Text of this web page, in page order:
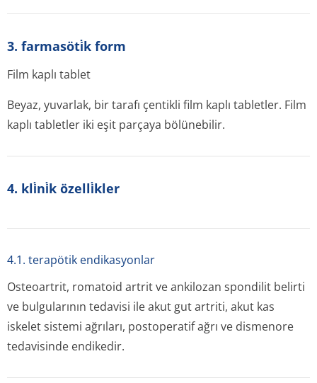
3. farmasöti̇k form
Film kaplı tablet
Beyaz, yuvarlak, bir tarafı çentikli film kaplı tabletler. Film
kaplı tabletler iki eşit parçaya bölünebilir.
4. kli̇ni̇k özelli̇kler
4.1. terapötik endikasyonlar
Osteoartrit, romatoid artrit ve ankilozan spondilit belirti
ve bulgularının tedavisi ile akut gut artriti, akut kas
iskelet sistemi ağrıları, postoperatif ağrı ve dismenore
tedavisinde endikedir.